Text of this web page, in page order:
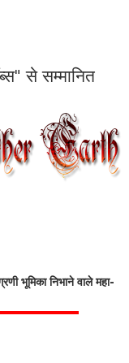
से सम्मानित
भूमिका निभाने वाले महा-